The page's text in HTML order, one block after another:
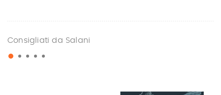
Consigliati da Salani